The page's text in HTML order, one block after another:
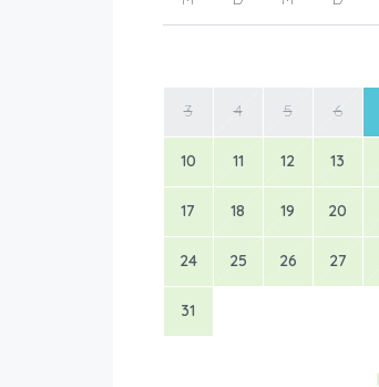
3 4 5 6
10 11 12 13
17 18 19 20
24 25 26 27
31